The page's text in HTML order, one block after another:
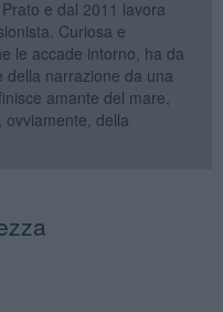
e dal 2011 lavora
Curiosa e
le accade intorno, ha da
della narrazione da una
amante del mare,
della